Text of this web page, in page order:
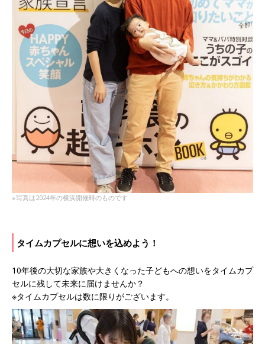
※写真は2024年の横浜開催時のものです
タイムカプセルに想いを込めよう！
10年後の大切な家族や大きくなった子どもへの想いをタイムカプ
セルに残して未来に届けませんか？
※タイムカプセルは数に限りがございます。